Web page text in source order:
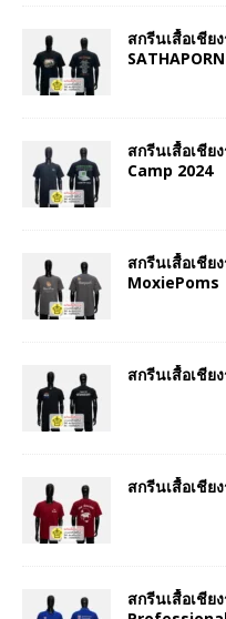
สกรีนเสื้อเชีย
SATHAPORN
สกรีนเสื้อเชีย
Camp 2024
สกรีนเสื้อเชีย
MoxiePoms
สกรีนเสื้อเชีย
สกรีนเสื้อเชีย
สกรีนเสื้อเชีย